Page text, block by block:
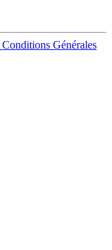
Conditions Générales